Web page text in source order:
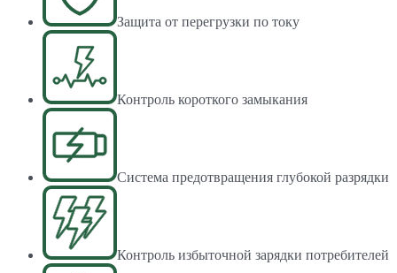
Защита от перегрузки по току
Контроль короткого замыкания
Система предотвращения глубокой разрядки
Контроль избыточной зарядки потребителей